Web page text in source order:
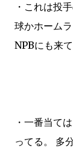
・これは投
球かホーム
NPBにも来
・一番当て
ってる。 多